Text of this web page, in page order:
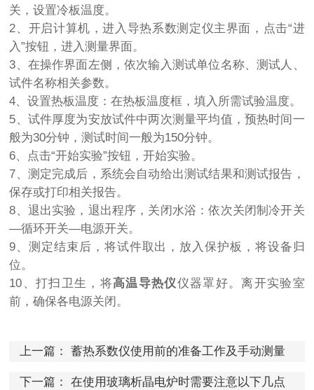
关，设置冷板温度。
2、开启计算机，进入导热系数测定仪主界面，点击“进
入”按钮，进入测量界面。
3、在操作界面左侧，依次输入测试单位名称、测试人、
试件名称相关参数。
4、设置热板温度：在热板温度框，填入所需试验温度。
5、试件厚度为安放试件中两次测量平均值，预热时间一
般为30分钟，测试时间一般为150分钟。
6、点击“开始实验”按钮，开始实验。
7、测定完成后，系统会自动给出测试结果和测试报告，
保存或打印相关报告。
8、退出实验，退出程序，关闭水浴：依次关闭制冷开关
—循环开关—电源开关。
9、测定结束后，将试件取出，放入保护板，将设备归
位。
10、打扫卫生，将高温导热仪仪器罩好。离开实验室
前，确保各电源关闭。
上一篇： 蓄热系数仪使用前的准备工作及手动测量
下一篇： 在使用玻璃析晶电炉时需要注意以下几点